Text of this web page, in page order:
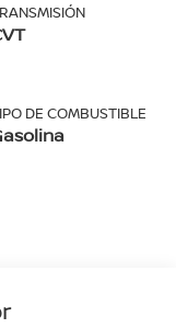
DE COMBUSTIBLE